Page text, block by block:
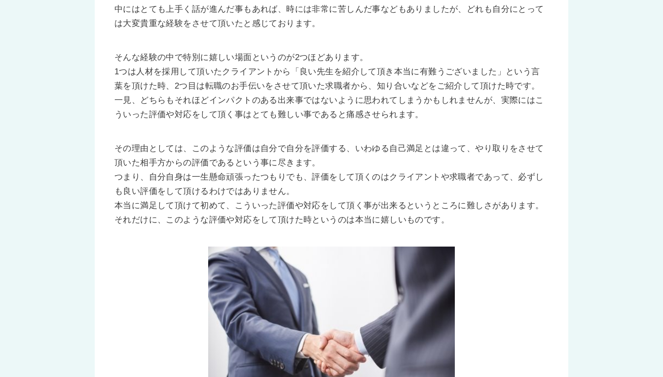
中にはとても上手く話が進んだ事もあれば、時には非常に苦しんだ事などもありましたが、どれも自分にとって
は大変貴重な経験をさせて頂いたと感じております。
そんな経験の中で特別に嬉しい場面というのが2つほどあります。
1つは人材を採用して頂いたクライアントから「良い先生を紹介して頂き本当に有難うございました」という言
葉を頂けた時、2つ目は転職のお手伝いをさせて頂いた求職者から、知り合いなどをご紹介して頂けた時です。
一見、どちらもそれほどインパクトのある出来事ではないように思われてしまうかもしれませんが、実際にはこ
ういった評価や対応をして頂く事はとても難しい事であると痛感させられます。
その理由としては、このような評価は自分で自分を評価する、いわゆる自己満足とは違って、やり取りをさせて
頂いた相手方からの評価であるという事に尽きます。
つまり、自分自身は一生懸命頑張ったつもりでも、評価をして頂くのはクライアントや求職者であって、必ずし
も良い評価をして頂けるわけではありません。
本当に満足して頂けて初めて、こういった評価や対応をして頂く事が出来るというところに難しさがあります。
それだけに、このような評価や対応をして頂けた時というのは本当に嬉しいものです。